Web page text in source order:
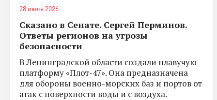
28 июля 2026
Сказано в Сенате. Сергей Перминов.
Ответы регионов на угрозы
безопасности
В Ленинградской области создали плавучую
платформу «Плот-47». Она предназначена
для обороны военно-морских баз и портов от
атак с поверхности воды и с воздуха.